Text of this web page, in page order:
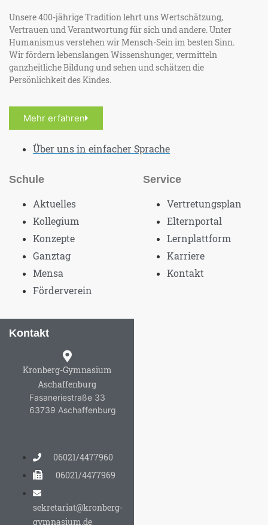
Unsere 400-jährige Tradition lehrt uns Wertschätzung,
Vertrauen und Verantwortung für sich und andere. Unter
Humanismus verstehen wir Mensch-Sein im besten Sinn.
Wir fördern lebenslangen Wissenshunger, vermitteln
ganzheitliche Bildung und sehen und schätzen die
Persönlichkeit des Kindes.
Mehr erfahren
Über uns in einfacher Sprache
Schule
Aktuelles
Kollegium
Konzepte
Ganztag
Mensa
Förderverein
Service
Vertretungsplan
Elternportal
Lernplattform
Karriere
Kontakt
Kontakt
Kronberg-Gymnasium
Aschaffenburg
Fasaneriestraße 33
63739 Aschaffenburg
06021/4477960
06021/4477969
sekretariat@kronberg-
gymnasium.de